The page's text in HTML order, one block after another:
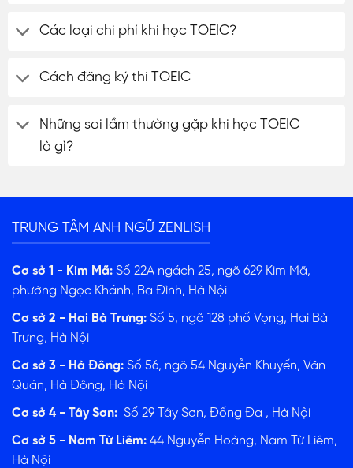
Các loại chi phí khi học TOEIC?
Cách đăng ký thi TOEIC
Những sai lầm thường gặp khi học TOEIC
là gì?
TRUNG TÂM ANH NGỮ ZENLISH
Cơ sở 1 - Kim Mã: Số 22A ngách 25, ngõ 629 Kim Mã,
phường Ngọc Khánh, Ba Đình, Hà Nội
Cơ sở 2 - Hai Bà Trưng: Số 5, ngõ 128 phố Vọng, Hai Bà
Trưng, Hà Nội
Cơ sở 3 - Hà Đông: Số 56, ngõ 54 Nguyễn Khuyến, Văn
Quán, Hà Đông, Hà Nội
Cơ sở 4 - Tây Sơn: Số 29 Tây Sơn, Đống Đa , Hà Nội
Cơ sở 5 - Nam Từ Liêm: 44 Nguyễn Hoàng, Nam Từ Liêm,
Hà Nội